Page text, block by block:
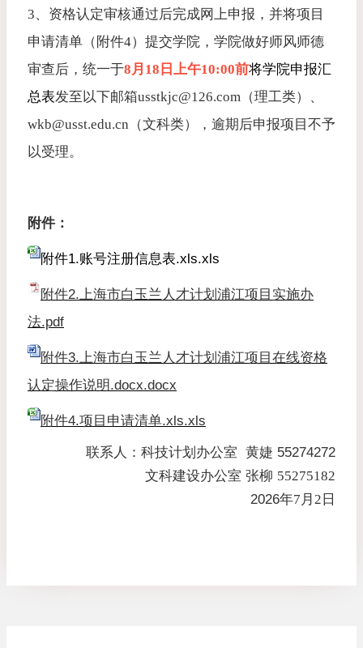
3、资格认定审核通过后完成网上申报，并将项目
申请清单（附件4）提交学院，学院做好师风师德
审查后，统一于8月18日上午10:00前将学院申报汇
总表发至以下邮箱usstkjc@126.com（理工类）、
wkb@usst.edu.cn（文科类）
，逾期后申报项目不予
以受理。
附件：
附件1.账号注册信息表.xls.xls
附件2.上海市白玉兰人才计划浦江项目实施办
法.pdf
附件3.上海市白玉兰人才计划浦江项目在线资格
认定操作说明.docx.docx
附件4.项目申请清单.xls.xls
联系人：科技计划办公室 黄婕 55274272
文科建设办公室 张柳 55275182
2026年7 月 2 日